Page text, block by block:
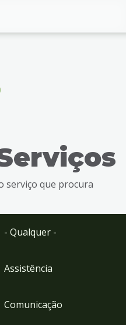
serviço que procura
- Qualquer -
Assistência
Comunicação